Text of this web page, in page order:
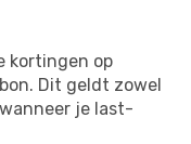
kortingen op
Dit geldt zowel
je last-